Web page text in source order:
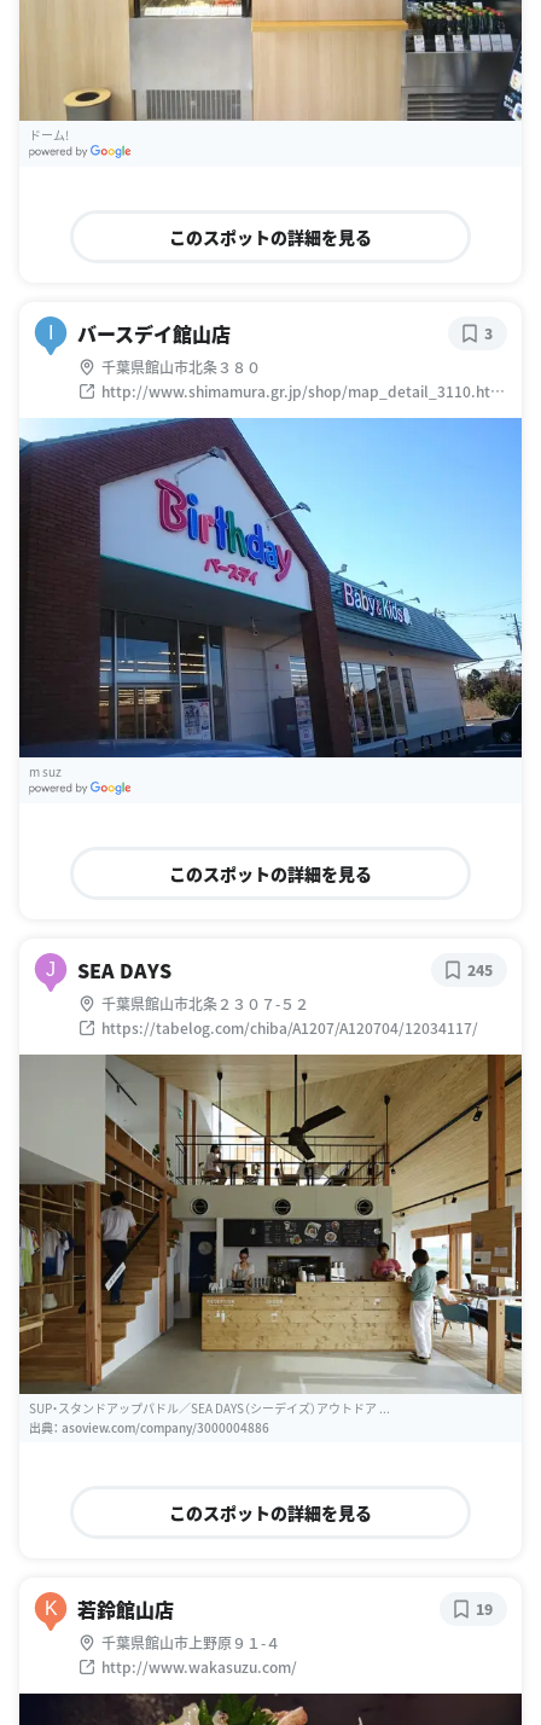
ドーム!
このスポットの詳細を見る
I バースデイ館山店
千葉県館山市北条３８０
http://www.shimamura.gr.jp/shop/map_detail_3110.htm
l
3
m suz
このスポットの詳細を見る
J SEA DAYS
千葉県館山市北条２３０７-５２
https://tabelog.com/chiba/A1207/A120704/12034117/
245
SUP・スタンドアップパドル／SEA DAYS（シーデイズ）アウトドア ...
出典： asoview.com/company/3000004886
このスポットの詳細を見る
K 若鈴館山店
千葉県館山市上野原９１-４
http://www.wakasuzu.com/
19